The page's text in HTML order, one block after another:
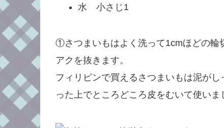
水 小さじ1
①さつまいもはよく洗って1cmほどの輪
アクを抜きます。
フィリピンで買えるさつまいもは泥が
った上でところどころ皮をむいて使いま